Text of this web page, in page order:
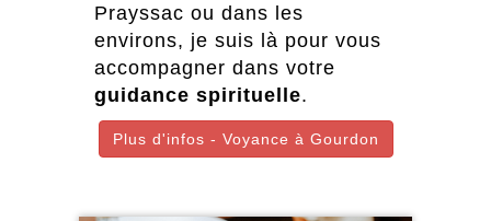
Prayssac ou dans les
environs, je suis là pour vous
accompagner dans votre
guidance spirituelle.
Plus d'infos - Voyance à Gourdon